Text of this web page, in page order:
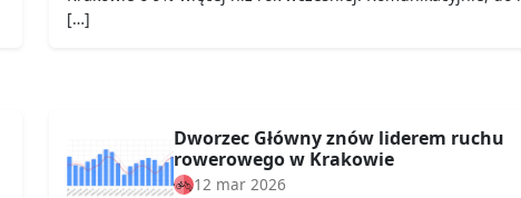
[…]
Dworzec Główny znów liderem ruchu
rowerowego w Krakowie
12 mar 2026